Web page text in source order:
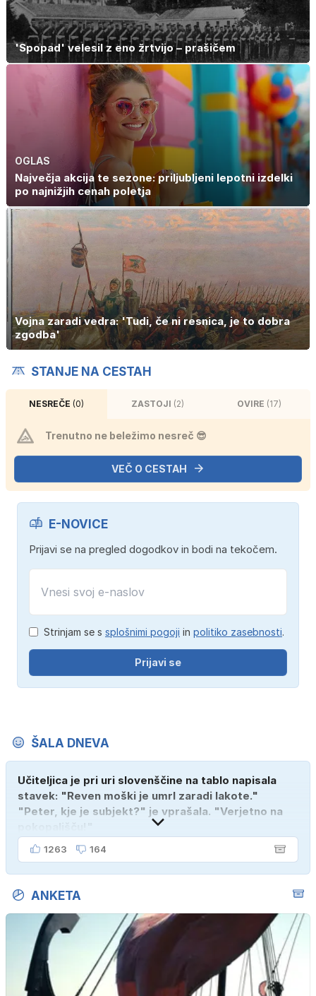
'Spopad' velesil z eno žrtvijo – prašičem
OGLAS
Največja akcija te sezone: priljubljeni lepotni izdelki
po najnižjih cenah poletja
Vojna zaradi vedra: 'Tudi, če ni resnica, je to dobra
zgodba'
STANJE NA CESTAH
NESREČE (0) ZASTOJI (2) OVIRE (17)
Trenutno ne beležimo nesreč 😎
VEČ O CESTAH
E-NOVICE
Prijavi se na pregled dogodkov in bodi na tekočem.
Strinjam se s splošnimi pogoji in politiko zasebnosti.
Prijavi se
ŠALA DNEVA
Učiteljica je pri uri slovenščine na tablo napisala
stavek: "Reven moški je umrl zaradi lakote."
"Peter, kje je subjekt?" je vprašala. "Verjetno na
1263 164
ANKETA